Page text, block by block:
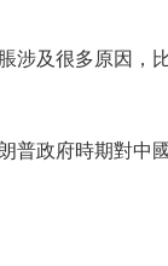
涉及很多原因，
政府時期對中